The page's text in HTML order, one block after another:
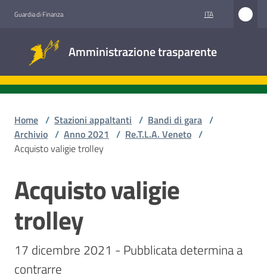
Guardia di Finanza ITA
Amministrazione trasparente
trasparente
Accesso
Stazioni
appaltanti
Home / Stazioni appaltanti / Bandi di gara /
Archivio / Anno 2021 / Re.T.L.A. Veneto /
Acquisto valigie trolley
Salta al contenuto
Acquisto valigie
trolley
17 dicembre 2021 - Pubblicata determina a
contrarre